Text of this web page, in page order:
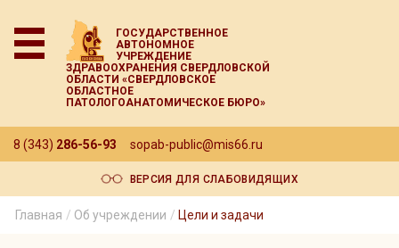
ГОСУДАРСТВЕННОЕ
АВТОНОМНОЕ
УЧРЕЖДЕНИЕ
ЗДРАВООХРАНЕНИЯ СВЕРДЛОВСКОЙ
ОБЛАСТИ «СВЕРДЛОВСКОЕ
ОБЛАСТНОЕ
ПАТОЛОГОАНАТОМИЧЕСКОЕ БЮРО»
8 (343) 286-56-93 sopab-public@mis66.ru
ВЕРСИЯ ДЛЯ СЛАБОВИДЯЩИХ
Главная Об учреждении Цели и задачи